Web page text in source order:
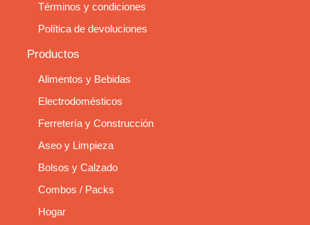
Términos y condiciones
Política de devoluciones
Productos
Alimentos y Bebidas
Electrodomésticos
Ferretería y Construcción
Aseo y Limpieza
Bolsos y Calzado
Combos / Packs
Hogar